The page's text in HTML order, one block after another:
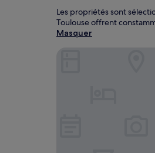
Les propriétés sont
Toulouse offrent
Masquer